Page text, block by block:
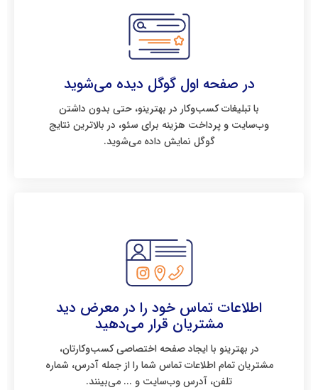
در صفحه اول گوگل دیده می‌شوید
با تبلیغات کسب‌وکار در بهترینو، حتی بدون داشتن
وب‌سایت و پرداخت هزینه برای سئو، در بالاترین نتایج
گوگل نمایش داده می‌شوید.
اطلاعات تماس خود را در معرض دید
مشتریان قرار می‌دهید
در بهترینو با ایجاد صفحه اختصاصی کسب‌وکارتان،
مشتریان تمام اطلاعات تماس شما را از جمله آدرس، شماره
تلفن، آدرس وب‌سایت و ... می‌بینند.